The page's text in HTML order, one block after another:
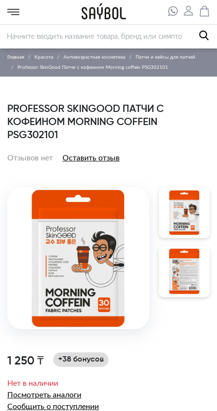
Главная Красота Антивозрастная косметика Патчи и кейсы для патчей
Professor SkinGood Патчи с кофеином Morning coffein PSG302101
PROFESSOR SKINGOOD ПАТЧИ С
КОФЕИНОМ MORNING COFFEIN
PSG302101
Отзывов нет Оставить отзыв
1 250 ₸ +38 бонусов
Нет в наличии
Посмотреть аналоги
Сообщить о поступлении